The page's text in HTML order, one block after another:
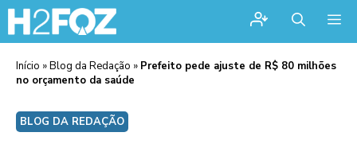
Início »Blog da Redação » Prefeito pede ajuste de R$ 80 milhões
no orçamento da saúde
BLOG DA REDAÇÃO